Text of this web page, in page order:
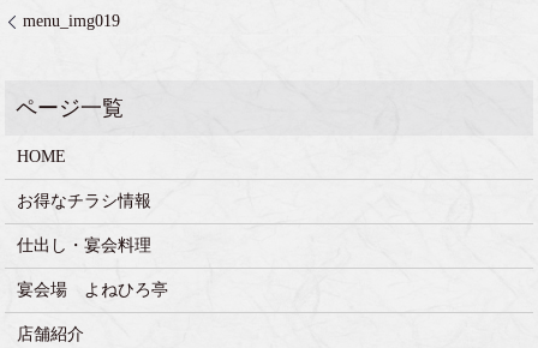
menu_img019
HOME
お得なチラシ情報
仕出し・宴会料理
宴会場 よねひろ亭
店舗紹介